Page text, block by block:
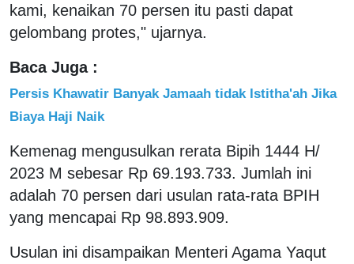
kami, kenaikan 70 persen itu pasti dapat
gelombang protes," ujarnya.
Baca Juga :
Persis Khawatir Banyak Jamaah tidak Istitha'ah Jika
Biaya Haji Naik
Kemenag mengusulkan rerata Bipih 1444 H/
2023 M sebesar Rp 69.193.733. Jumlah ini
adalah 70 persen dari usulan rata-rata BPIH
yang mencapai Rp 98.893.909.
Usulan ini disampaikan Menteri Agama Yaqut